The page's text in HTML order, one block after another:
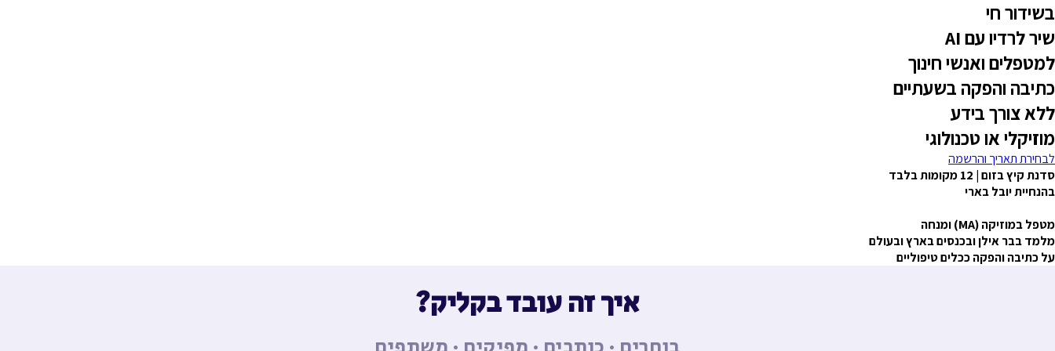
בשידור חי
שיר לרדיו עם AI
למטפלים ואנשי חינוך
כתיבה והפקה בשעתיים
ללא צורך בידע
מוזיקלי או טכנולוגי
לבחירת תאריך והרשמה
סדנת קיץ בזום | 12 מקומות בלבד
בהנחיית יובל בארי
מטפל במוזיקה (MA) ומנחה
מלמד בבר אילן ובכנסים בארץ ובעולם
על כתיבה והפקה ככלים טיפוליים
איך זה עובד בקליק?